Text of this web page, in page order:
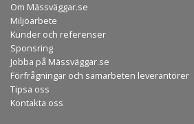
Om Mässväggar.se
Miljöarbete
Kunder och referenser
Sponsring
Jobba på Mässväggar.se
Förfrågningar och samarbeten leverantörer
Tipsa oss
Kontakta oss